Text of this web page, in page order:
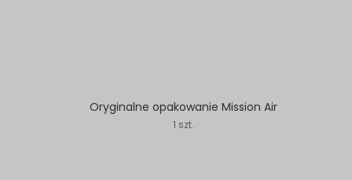
Oryginalne opakowanie Mission Air
1 szt.